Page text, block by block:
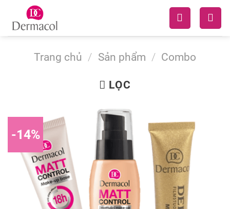
Trang chủ / Sản phẩm / Combo
LỌC
-14%